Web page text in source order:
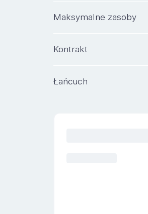
Maksymalne zasoby
Kontrakt
Łańcuch